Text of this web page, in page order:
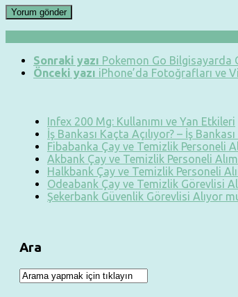
Sonraki yazı Pokemon Go Bilgisayarda
Önceki yazı iPhone’da Fotoğrafları ve
Infex 200 Mg: Kullanımı ve Yan Etkileri
İş Bankası Kaçta Açılıyor? – İş Bankası
Fibabanka Çay ve Temizlik Personeli
Akbank Çay ve Temizlik Personeli
Halkbank Çay ve Temizlik Personeli
Odeabank Çay ve Temizlik Görevlisi
Şekerbank Güvenlik Görevlisi Alıyor
Ara